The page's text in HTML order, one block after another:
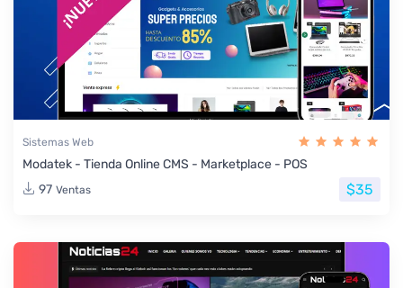
Sistemas Web
Modatek - Tienda Online CMS - Marketplace - POS
97 Ventas $35